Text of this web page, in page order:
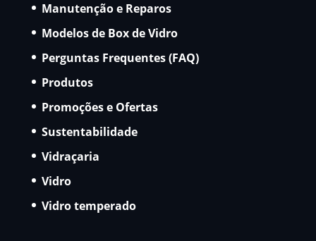
Manutenção e Reparos
Modelos de Box de Vidro
Perguntas Frequentes (FAQ)
Produtos
Promoções e Ofertas
Sustentabilidade
Vidraçaria
Vidro
Vidro temperado